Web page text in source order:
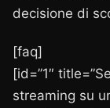
decisione di
[faq]
[id=”1″
streaming su